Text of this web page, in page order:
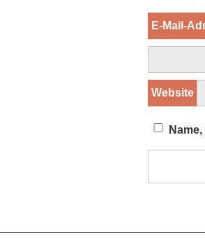
E-Mail-
Website